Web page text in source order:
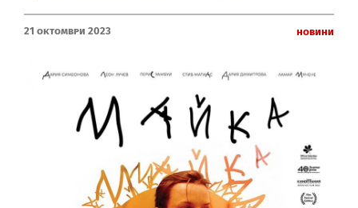
21 Октомври 2023 Новини